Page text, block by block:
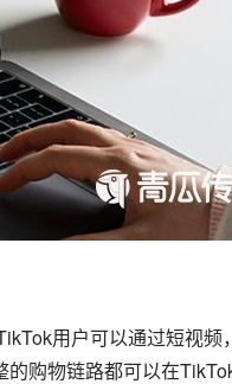
用户可以通过短视频
购物链路都可以在